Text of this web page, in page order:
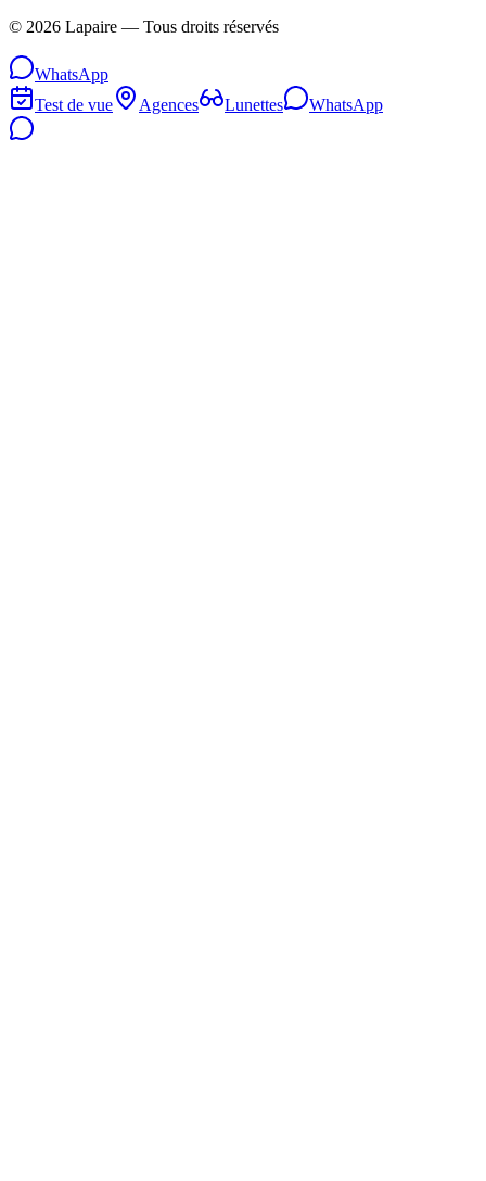
© 2026 Lapaire — Tous droits réservés
WhatsApp
Test de vue
Agences Lunettes WhatsApp